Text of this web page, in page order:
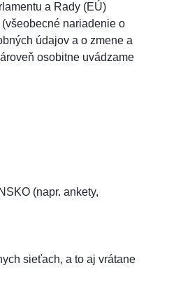
a Rady (EÚ)
nariadenie o
údajov a o zmene a
osobitne uvádzame
(napr. ankety,
sieťach, a to aj vrátane